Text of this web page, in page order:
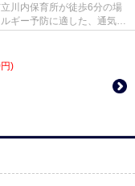
川内保育所が徒歩6分の場
ギー予防に適した、通気性
)